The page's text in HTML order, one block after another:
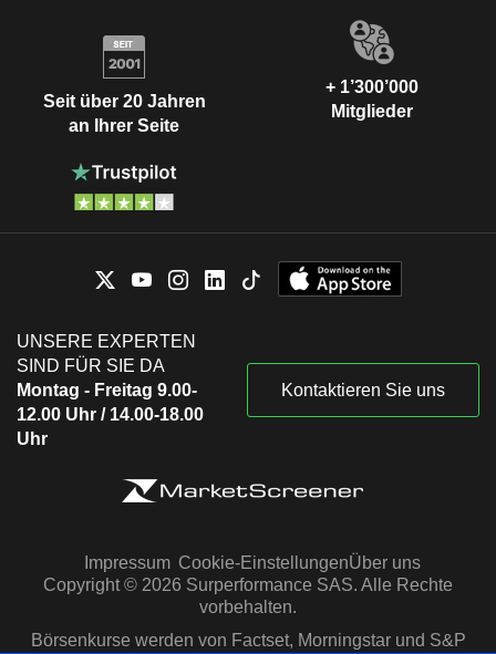
Seit über 20 Jahren
an Ihrer Seite
+ 1’300’000
Mitglieder
UNSERE EXPERTEN
SIND FÜR SIE DA
Montag - Freitag 9.00-
12.00 Uhr / 14.00-18.00
Uhr
Kontaktieren Sie uns
Impressum Cookie-EinstellungenÜber uns
Copyright © 2026 Surperformance SAS. Alle Rechte
vorbehalten.
Börsenkurse werden von Factset, Morningstar und S&P